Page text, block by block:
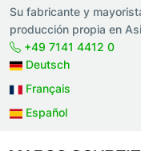
Su fabricante y
producción propia en
+49 7141 4412 0
Deutsch
Français
Español